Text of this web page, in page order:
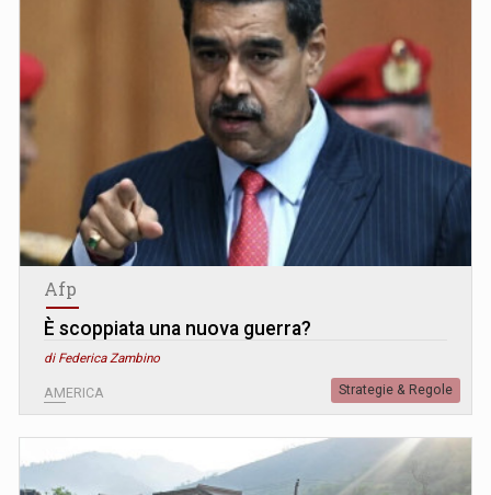
Afp
È scoppiata una nuova guerra?
di Federica Zambino
AMERICA Strategie & Regole